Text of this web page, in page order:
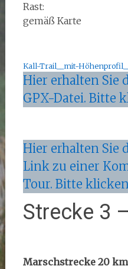
Rast:
gemäß Karte
Kall-Trail__mit-
Hier erhalten Sie
GPX-Datei. Bitte
Hier erhalten Sie
Link zu einer
Tour. Bitte
Strecke 3
Marschstrecke 20 km